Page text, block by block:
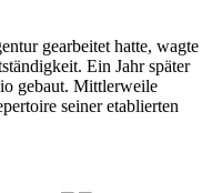
gearbeitet hatte, wagte
Ein Jahr später
gebaut. Mittlerweile
seiner etablierten